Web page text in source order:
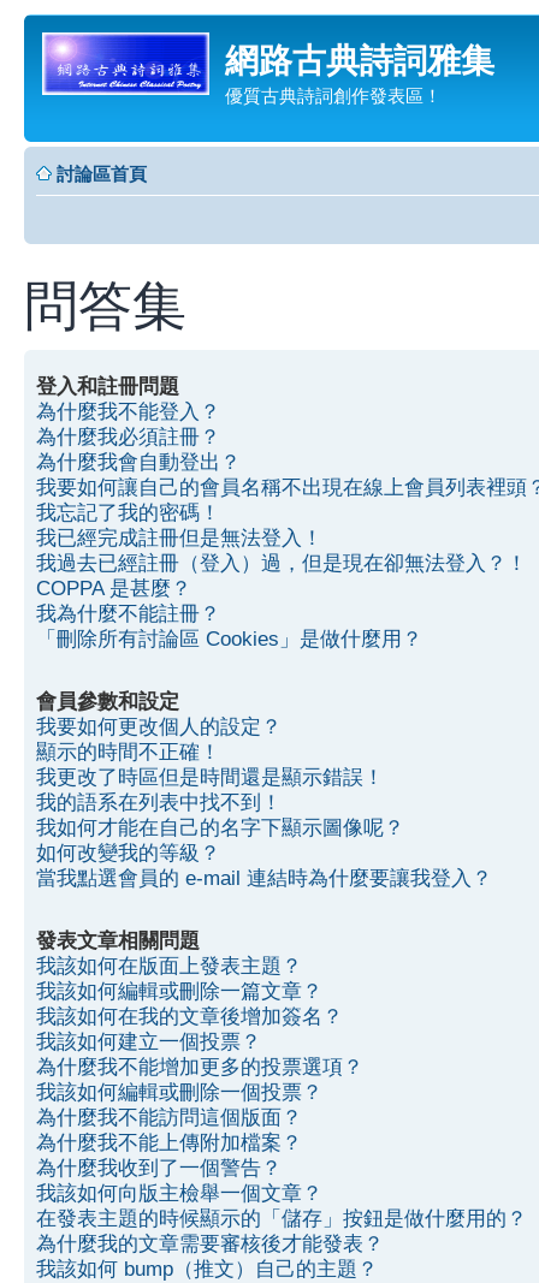
網路古典詩詞雅集
優質古典詩詞創作發表區！
討論區首頁
問答集
登入和註冊問題
為什麼我不能登入？
為什麼我必須註冊？
為什麼我會自動登出？
我要如何讓自己的會員名稱不出現在線上會員列表裡頭
我忘記了我的密碼！
我已經完成註冊但是無法登入！
我過去已經註冊（登入）過，但是現在卻無法登入？！
COPPA 是甚麼？
我為什麼不能註冊？
「刪除所有討論區 Cookies」是做什麼用？
會員參數和設定
我要如何更改個人的設定？
顯示的時間不正確！
我更改了時區但是時間還是顯示錯誤！
我的語系在列表中找不到！
我如何才能在自己的名字下顯示圖像呢？
如何改變我的等級？
當我點選會員的 e-mail 連結時為什麼要讓我登入？
發表文章相關問題
我該如何在版面上發表主題？
我該如何編輯或刪除一篇文章？
我該如何在我的文章後增加簽名？
我該如何建立一個投票？
為什麼我不能增加更多的投票選項？
我該如何編輯或刪除一個投票？
為什麼我不能訪問這個版面？
為什麼我不能上傳附加檔案？
為什麼我收到了一個警告？
我該如何向版主檢舉一個文章？
在發表主題的時候顯示的「儲存」按鈕是做什麼用的？
為什麼我的文章需要審核後才能發表？
我該如何 bump（推文）自己的主題？